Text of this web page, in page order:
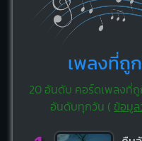
เพลงที่ถู
20 อันดับ คอร์ดเพลงที่
อันดับทุกวัน ( ข้อมู